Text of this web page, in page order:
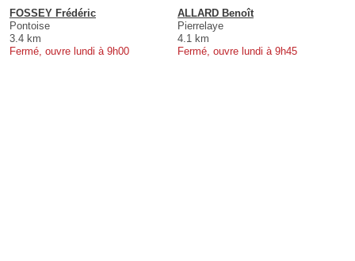
FOSSEY Frédéric
Pontoise
3.4 km
Fermé, ouvre lundi à 9h00
ALLARD Benoît
Pierrelaye
4.1 km
Fermé, ouvre lundi à 9h45